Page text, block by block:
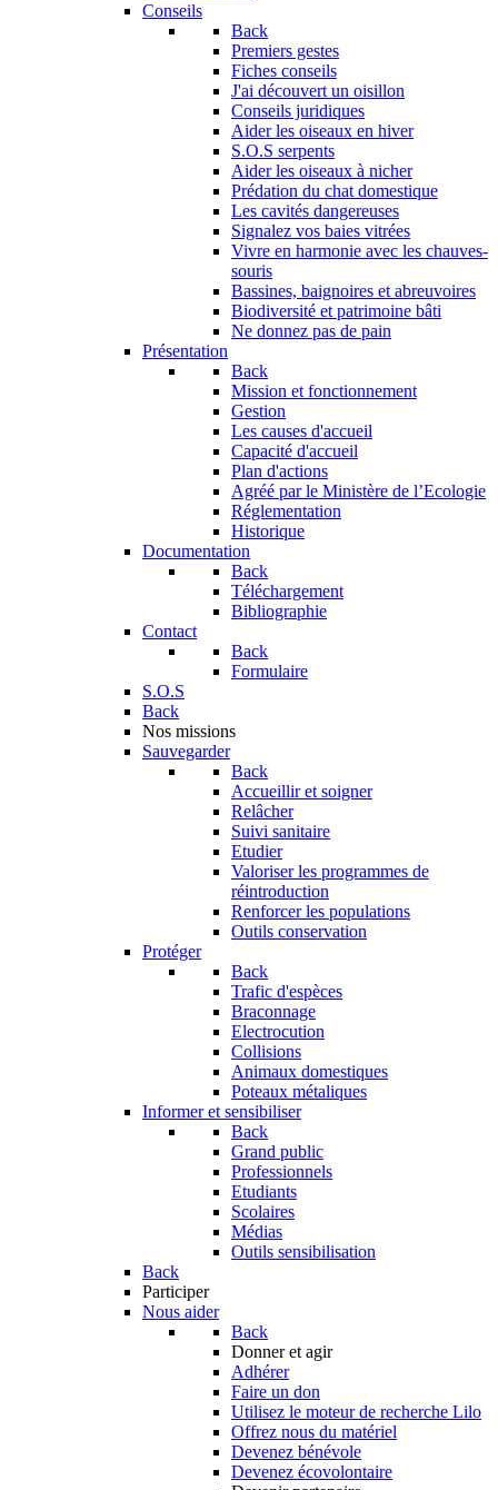
Conseils
Back
Premiers gestes
Fiches conseils
J'ai découvert un oisillon
Conseils juridiques
Aider les oiseaux en hiver
S.O.S serpents
Aider les oiseaux à nicher
Prédation du chat domestique
Les cavités dangereuses
Signalez vos baies vitrées
Vivre en harmonie avec les chauves-
souris
Bassines, baignoires et abreuvoires
Biodiversité et patrimoine bâti
Ne donnez pas de pain
Présentation
Back
Mission et fonctionnement
Gestion
Les causes d'accueil
Capacité d'accueil
Plan d'actions
Agréé par le Ministère de l’Ecologie
Réglementation
Historique
Documentation
Back
Téléchargement
Bibliographie
Contact
Back
Formulaire
S.O.S
Back
Nos missions
Sauvegarder
Back
Accueillir et soigner
Relâcher
Suivi sanitaire
Etudier
Valoriser les programmes de
réintroduction
Renforcer les populations
Outils conservation
Protéger
Back
Trafic d'espèces
Braconnage
Electrocution
Collisions
Animaux domestiques
Poteaux métaliques
Informer et sensibiliser
Back
Grand public
Professionnels
Etudiants
Scolaires
Médias
Outils sensibilisation
Back
Participer
Nous aider
Back
Donner et agir
Adhérer
Faire un don
Utilisez le moteur de recherche Lilo
Offrez nous du matériel
Devenez bénévole
Devenez écovolontaire